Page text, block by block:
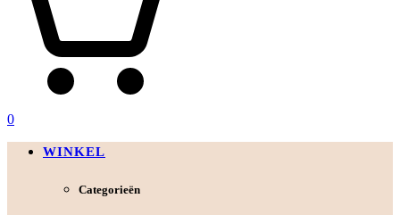
0
WINKEL
Categorieën